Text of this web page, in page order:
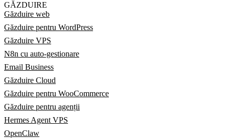
GĂZDUIRE
Găzduire web
Găzduire pentru WordPress
Găzduire VPS
N8n cu auto-gestionare
Email Business
Găzduire Cloud
Găzduire pentru WooCommerce
Găzduire pentru agenții
Hermes Agent VPS
OpenClaw